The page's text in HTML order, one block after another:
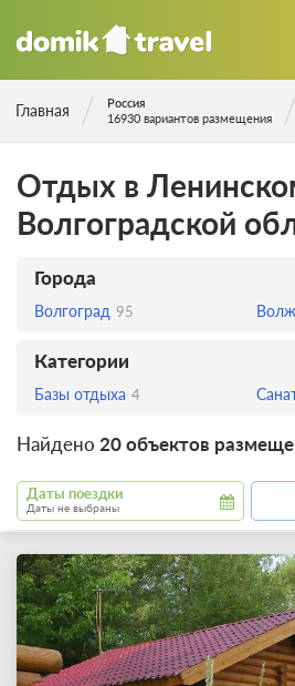
Главная
Россия
16930 вариантов размещения
Отдых в
Волгоградской
Города
Волгоград 95
Категории
Базы отдыха 4
Найдено 20 объектов
Даты поездки
Даты не выбраны